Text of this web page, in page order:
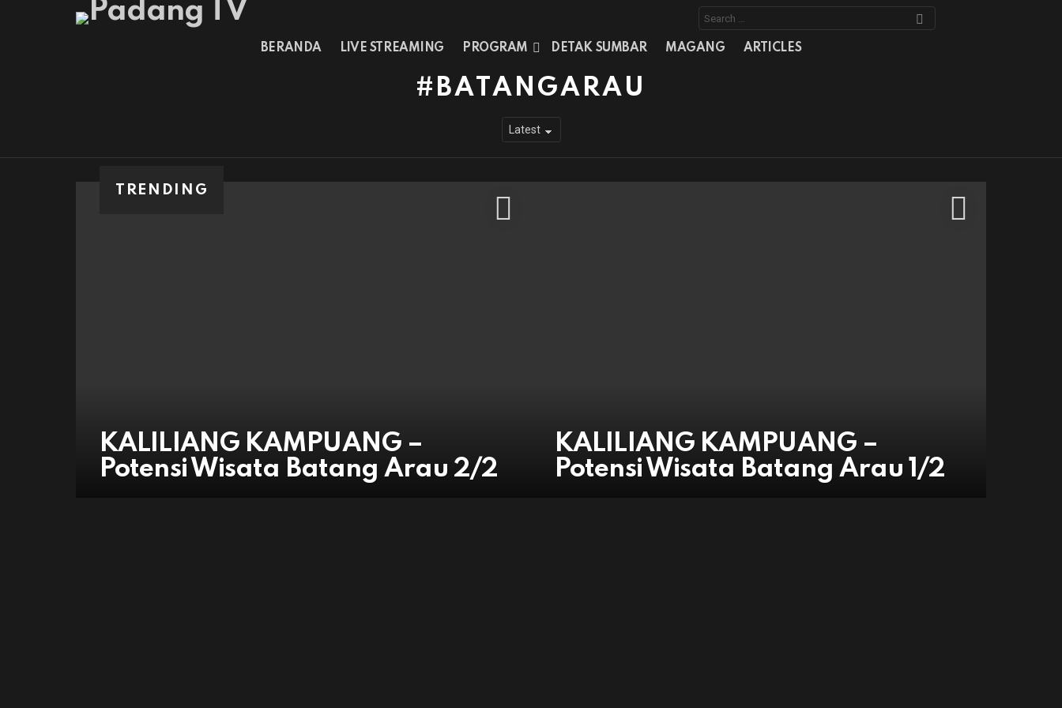
Search
for:
BERANDA LIVE STREAMING PROGRAM DETAK SUMBAR MAGANG ARTICLES
BATANGARAU
TRENDING
KALILIANG KAMPUANG –
Potensi Wisata Batang Arau 2/2
KALILIANG KAMPUANG –
Potensi Wisata Batang Arau 1/2